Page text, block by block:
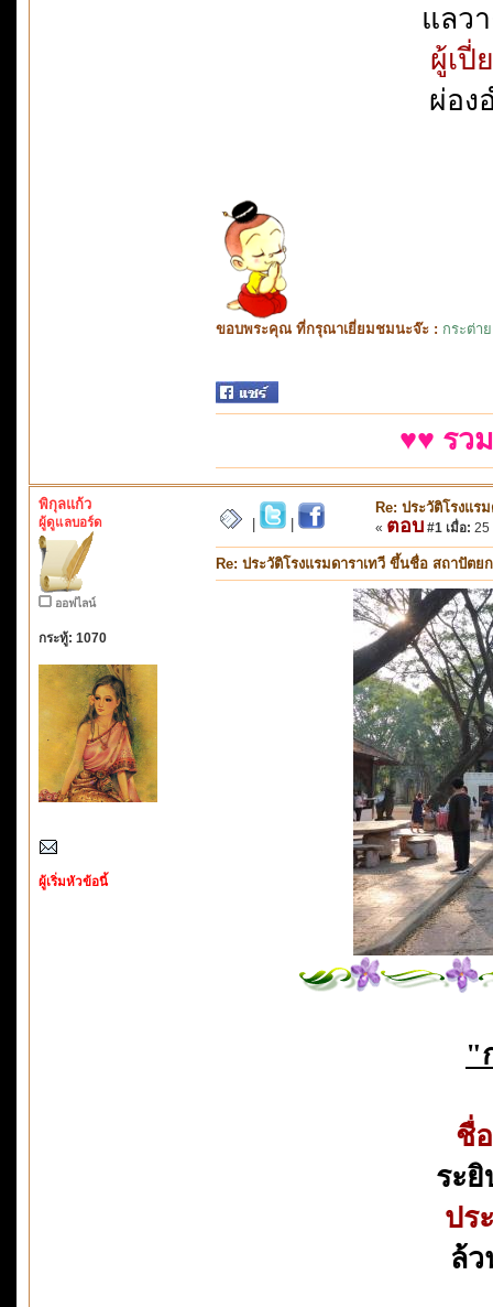
แลว
ผู้เปี่
ผ่อง
ขอบพระคุณ ที่กรุณาเยี่ยมชมนะจ๊ะ : กระต่า
♥♥ รว
พิกุลแก้ว
ผู้ดูแลบอร์ด
ออฟไลน์
กระทู้: 1070
ผู้เริ่มหัวข้อนี้
Re: ประวัติโรงแ
« ตอบ #1 เมื่อ: 25
Re: ประวัติโรงแรมดาราเทวี ขึ้นชื่อ สถาปัต
"
ชื่
ระ
ปร
ล้